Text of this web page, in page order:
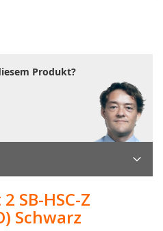
Produkt?
SB-HSC-Z
Schwarz